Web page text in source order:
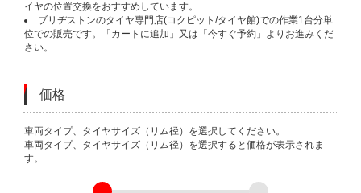
イヤの位置交換をおすすめしています。
ブリヂストンのタイヤ専門店(コクピット/タイヤ館)での作業1台分単
位での販売です。「カートに追加」又は「今すぐ予約」よりお進みくだ
さい。
価格
VARIATIONS
車両タイプ、タイヤサイズ（リム径）を選択してください。
車両タイプ、タイヤサイズ（リム径）を選択すると価格が表示されま
す。